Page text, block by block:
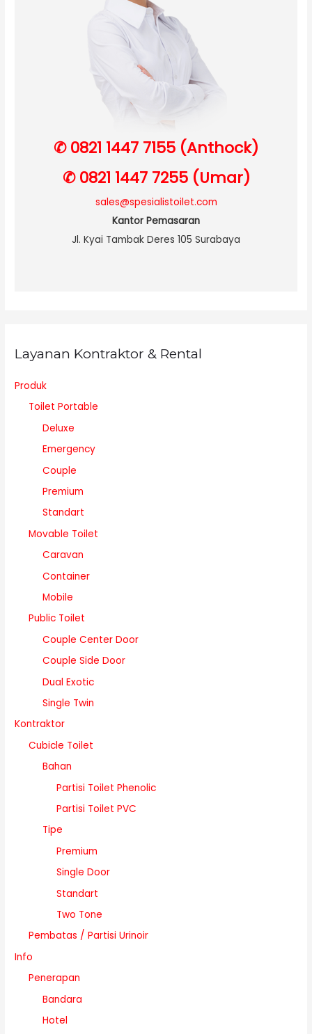
✆ 0821 1447 7155 (Anthock)
✆ 0821 1447 7255 (Umar)
sales@spesialistoilet.com
Kantor Pemasaran
Jl. Kyai Tambak Deres 105 Surabaya
Layanan Kontraktor & Rental
Produk
Toilet Portable
Deluxe
Emergency
Couple
Premium
Standart
Movable Toilet
Caravan
Container
Mobile
Public Toilet
Couple Center Door
Couple Side Door
Dual Exotic
Single Twin
Kontraktor
Cubicle Toilet
Bahan
Partisi Toilet Phenolic
Partisi Toilet PVC
Tipe
Premium
Single Door
Standart
Two Tone
Pembatas / Partisi Urinoir
Info
Penerapan
Bandara
Hotel